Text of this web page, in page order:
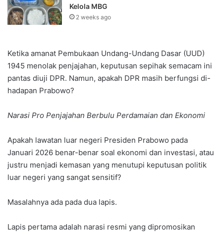
Kelola MBG
2 weeks ago
Ketika amanat Pembukaan Undang-Undang Dasar (UUD)
1945 menolak penjajahan, keputusan sepihak semacam ini
pantas diuji DPR. Namun, apakah DPR masih berfungsi di-
hadapan Prabowo?
Narasi Pro Penjajahan Berbulu Perdamaian dan Ekonomi
Apakah lawatan luar negeri Presiden Prabowo pada
Januari 2026 benar-benar soal ekonomi dan investasi, atau
justru menjadi kemasan yang menutupi keputusan politik
luar negeri yang sangat sensitif?
Masalahnya ada pada dua lapis.
Lapis pertama adalah narasi resmi yang dipromosikan